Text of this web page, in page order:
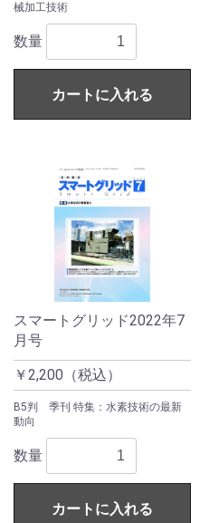
械加工技術
数量
カートに入れる
スマートグリッド2022年7
月号
￥2,200（税込）
B5判 季刊 特集：水素技術の最新
動向
数量
カートに入れる